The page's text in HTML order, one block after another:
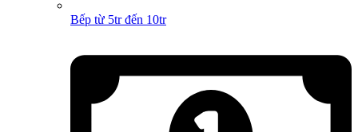
Bếp từ 5tr đến 10tr